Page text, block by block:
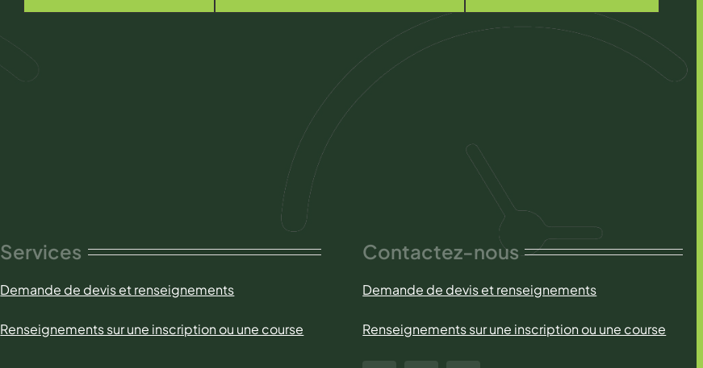
Services
Demande de devis et renseignements
Renseignements sur une inscription ou une course
Contactez-nous
Demande de devis et renseignements
Renseignements sur une inscription ou une course